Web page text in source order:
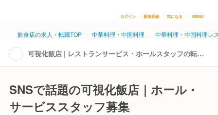
ログイン 新規登録 気になる MENU
飲食店の求人・転職TOP 中華料理・中国料理 中華料理・中国料理レ
可視化飯店 | レストランサービス・ホールスタッフの転
SNSで話題の可視化飯店｜ホール・
サービススタッフ募集